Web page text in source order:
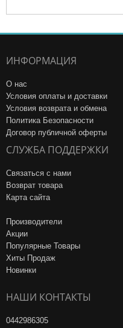
ИНФОРМАЦИЯ
О нас
Условия оплаты и доставки
Условия возврата и обмена
Политика Безопасности
Договор публичной оферты
СЛУЖБА ПОДДЕРЖКИ
Связаться с нами
Возврат товара
Карта сайта
Производители
Акции
Популярные Товары
Хиты Продаж
Новинки
НАШИ КОНТАКТЫ
0442986305